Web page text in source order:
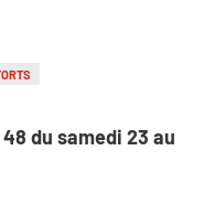
du samedi 23 au